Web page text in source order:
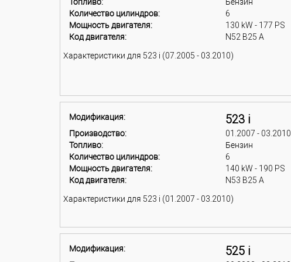
Количество цилиндров:
6
Мощность двигателя:
130 kW - 177 PS
Код двигателя:
N52 B25 A
Характеристики для 523 i (07.2005 - 03.2010)
Модификация: 523 i
Производство:
01.2007 - 03.2010
Топливо:
Бензин
Количество цилиндров:
6
Мощность двигателя:
140 kW - 190 PS
Код двигателя:
N53 B25 A
Характеристики для 523 i (01.2007 - 03.2010)
Модификация: 525 i